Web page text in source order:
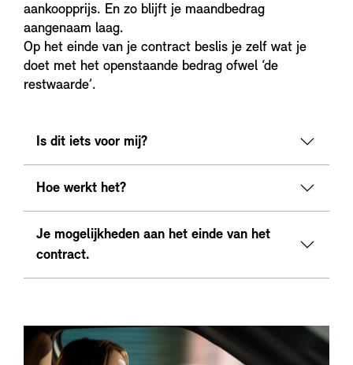
aankoopprijs. En zo blijft je maandbedrag
aangenaam laag.
Op het einde van je contract beslis je zelf wat je
doet met het openstaande bedrag ofwel ‘de
restwaarde’.
Is dit iets voor mij?
Hoe werkt het?
Je mogelijkheden aan het einde van het
contract.